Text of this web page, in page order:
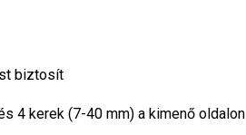
biztosít
4 kerek (7-40 mm) a kimenő oldalon